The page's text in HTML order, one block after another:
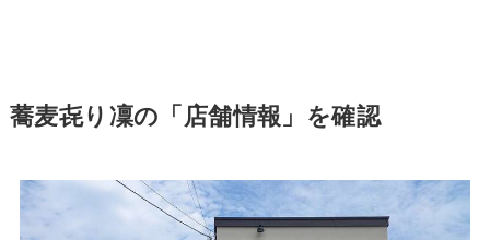
蕎麦㐂り凜の「店舗情報」を確認